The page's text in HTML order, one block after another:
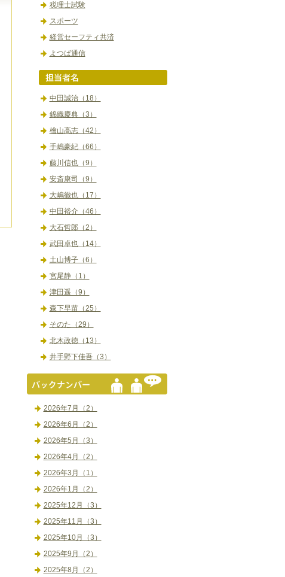
税理士試験
スポーツ
経営セーフティ共済
よつば通信
中田誠治（18）
錦織慶典（3）
檜山高志（42）
手嶋豪紀（66）
藤川信也（9）
安斎康司（9）
大嶋徹也（17）
中田裕介（46）
大石哲郎（2）
武田卓也（14）
土山博子（6）
宮尾静（1）
津田遥（9）
森下早苗（25）
そのた（29）
北木政徳（13）
井手野下佳吾（3）
2026年7月（2）
2026年6月（2）
2026年5月（3）
2026年4月（2）
2026年3月（1）
2026年1月（2）
2025年12月（3）
2025年11月（3）
2025年10月（3）
2025年9月（2）
2025年8月（2）